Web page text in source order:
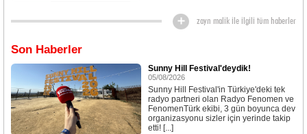
zayn malik ile ilgili tüm haberler
Son Haberler
Sunny Hill Festival'deydik!
05/08/2026
Sunny Hill Festival'in Türkiye'deki tek
radyo partneri olan Radyo Fenomen ve
FenomenTürk ekibi, 3 gün boyunca dev
organizasyonu sizler için yerinde takip
etti! [...]